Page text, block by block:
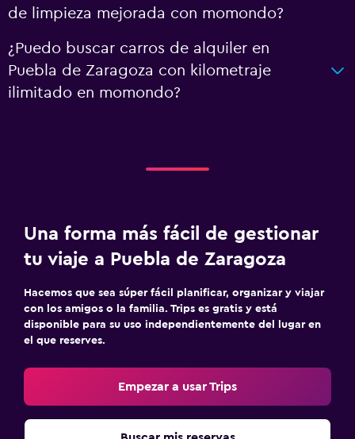
de limpieza mejorada con momondo?
¿Puedo buscar carros de alquiler en
Puebla de Zaragoza con kilometraje
ilimitado en momondo?
Una forma más fácil de gestionar
tu viaje a Puebla de Zaragoza
Hacemos que sea súper fácil planificar, organizar y viajar
con los amigos o la familia. Trips es gratis y está
disponible para su uso independientemente del lugar en
el que reserves.
Empezar a usar Trips